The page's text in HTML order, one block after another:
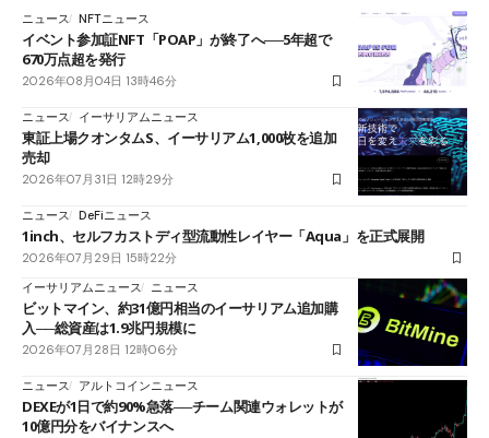
ニュース NFTニュース
イベント参加証NFT「POAP」が終了へ──5年超で
670万点超を発行
2026年08月04日 13時46分
ニュース イーサリアムニュース
東証上場クオンタムS、イーサリアム1,000枚を追加
売却
2026年07月31日 12時29分
ニュース DeFiニュース
1inch、セルフカストディ型流動性レイヤー「Aqua」を正式展開
2026年07月29日 15時22分
イーサリアムニュース
ニュース
ビットマイン、約31億円相当のイーサリアム追加購
入──総資産は1.9兆円規模に
2026年07月28日 12時06分
ニュース アルトコインニュース
DEXEが1日で約90%急落──チーム関連ウォレットが
10億円分をバイナンスへ